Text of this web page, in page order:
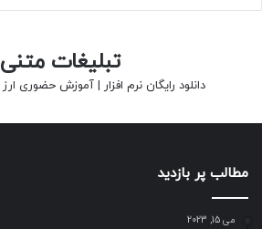
تبلیغات
دانلود رایگان نرم افزار | آموزش حضوری ارز
مطالب پر بازدید
می 15, 2023